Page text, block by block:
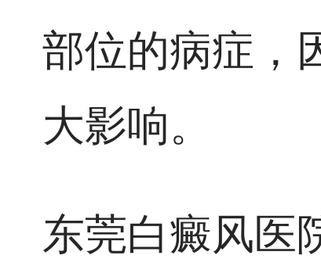
部位的病症，
大影响。
东莞白癜风医